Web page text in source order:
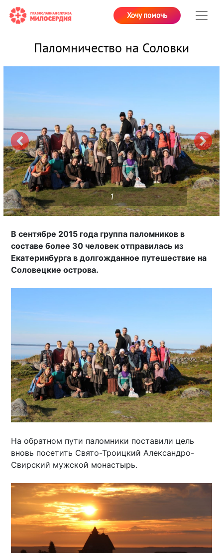
Хочу помочь
Паломничество на Соловки
1
В сентябре 2015 года группа паломников в
составе более 30 человек отправилась из
Екатеринбурга в долгожданное путешествие на
Соловецкие острова.
На обратном пути паломники поставили цель
вновь посетить Свято-Троицкий Александро-
Свирский мужской монастырь.